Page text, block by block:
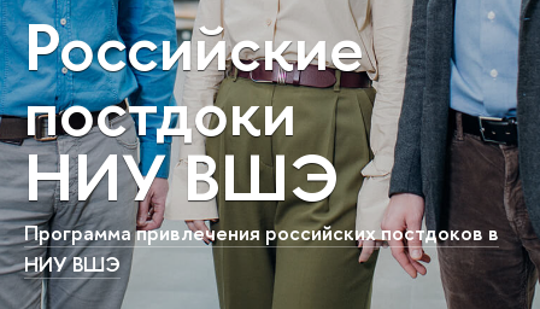
Российские
постдоки
НИУ ВШЭ
Программа привлечения российских постдоков в
НИУ ВШЭ